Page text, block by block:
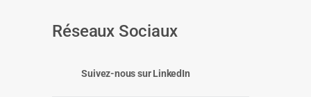
Réseaux Sociaux
Suivez-nous sur LinkedIn